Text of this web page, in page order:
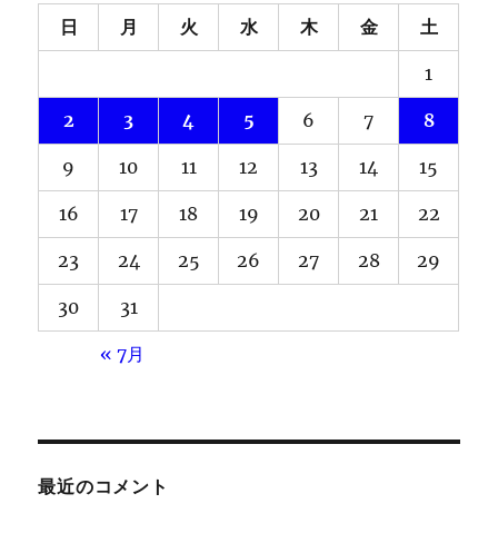
日 月 火 水 木 金 土
1
2 3 4 5 6 7 8
9 10 11 12 13 14 15
16 17 18 19 20 21 22
23 24 25 26 27 28 29
30 31
« 7月
最近のコメント